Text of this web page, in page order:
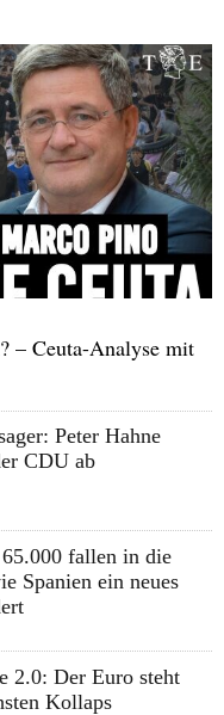
– Ceuta-Analyse mit
Peter Hahne
CDU ab
fallen in die
Spanien ein neues
2.0: Der Euro steht
Kollaps